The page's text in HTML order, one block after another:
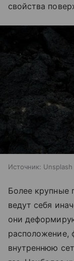
свойства
Источник: Unsplash
Более крупные
ведут себя
они
расположение,
внутреннюю